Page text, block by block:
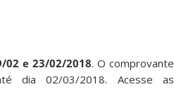
02 e 23/02/2018. O comprovante
dia 02/03/2018. Acesse as